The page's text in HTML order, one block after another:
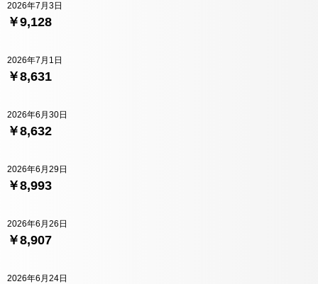
￥9,128
2026年7月3日
￥8,631
2026年7月1日
￥8,632
2026年6月30日
￥8,993
2026年6月29日
￥8,907
2026年6月26日
2026年6月24日